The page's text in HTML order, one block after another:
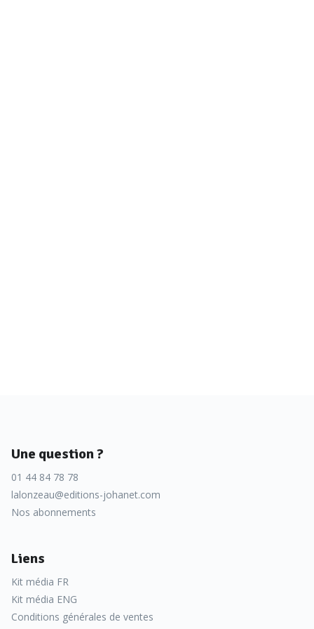
Une question ?
01 44 84 78 78
lalonzeau@editions-johanet.com
Nos abonnements
Liens
Kit média FR
Kit média ENG
Conditions générales de ventes